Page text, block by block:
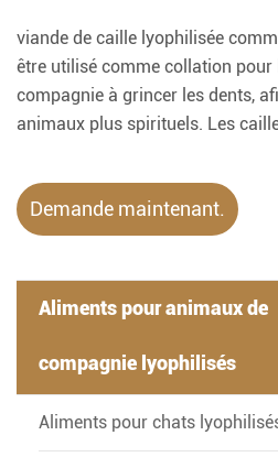
viande de caille lyophilisée
être utilisé comme collation pour
compagnie à grincer les dents,
animaux plus spirituels. Les
Demande maintenant.
Aliments pour animaux de
compagnie lyophilisés
Aliments pour chats